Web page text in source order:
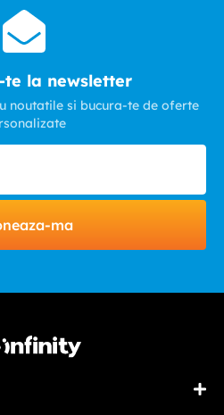
te la newsletter
noutatile si bucura-te de oferte
ma